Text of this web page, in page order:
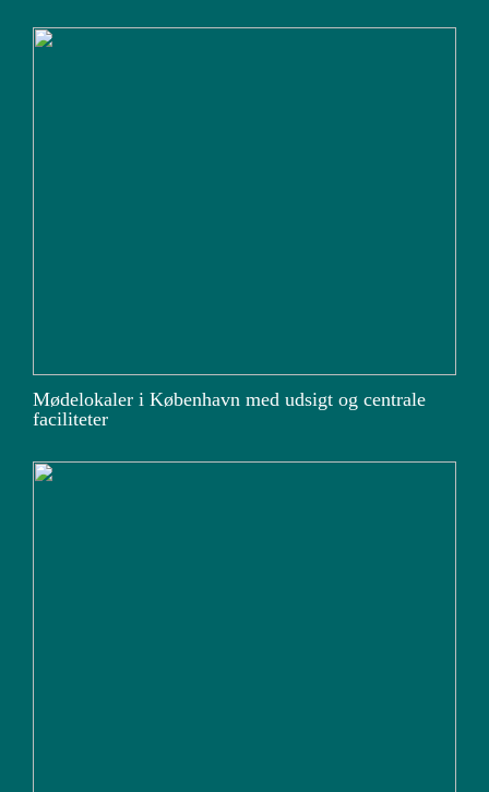
Mødelokaler i København med udsigt og centrale
faciliteter